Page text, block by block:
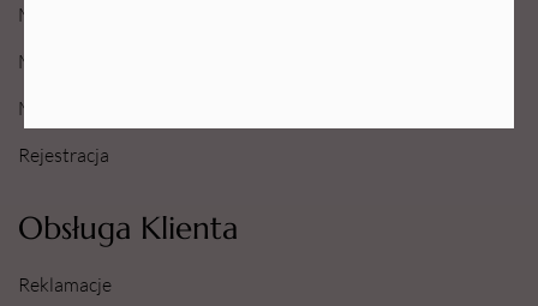
Moje konto
Moje Zamówienia
Moje Ulubione
Rejestracja
Obsługa Klienta
Reklamacje